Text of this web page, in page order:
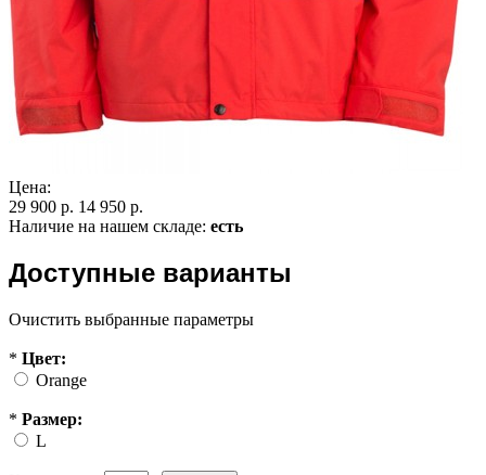
Цена:
29 900 р. 14 950 р.
Наличие на нашем складе: есть
Доступные варианты
Очистить выбранные параметры
* Цвет:
Orange
* Размер:
L